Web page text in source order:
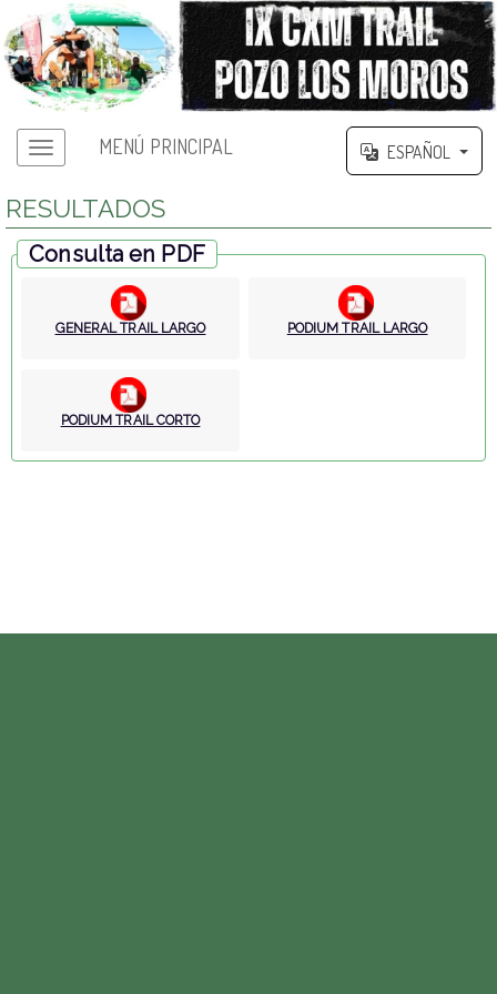
MENÚ PRINCIPAL ESPAÑOL
RESULTADOS
Consulta en PDF
GENERAL TRAIL LARGO PODIUM TRAIL LARGO
PODIUM TRAIL CORTO